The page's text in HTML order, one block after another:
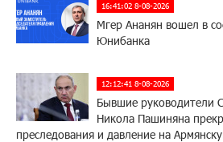
16:41:02 8-08-2026
Мгер Ананян вошел в
Юнибанка
12:12:41 8-08-2026
Бывшие руководители
Никола Пашиняна
преследования и давление на